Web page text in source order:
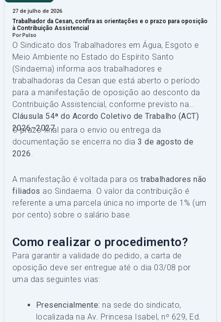
27 de julho de 2026
Trabalhador da Cesan, confira as orientações e o prazo para oposição
à Contribuição Assistencial
Por Pulso
O Sindicato dos Trabalhadores em Água, Esgoto e
Meio Ambiente no Estado do Espírito Santo
(Sindaema) informa aos trabalhadores e
trabalhadoras da Cesan que está aberto o período
para a manifestação de oposição ao desconto da
Contribuição Assistencial, conforme previsto na
Cláusula 54ª do Acordo Coletivo de Trabalho (ACT)
2026–2027.
O prazo final para o envio ou entrega da
documentação se encerra no dia3 de agosto de
2026
A manifestação é voltada para ostrabalhadores não
filiados ao Sindaema. O valor da contribuição é
referente a uma parcela única no importe de 1% (um
por cento) sobre o salário base.
Como realizar o procedimento?
Para garantir a validade do pedido, a carta de
oposição deve ser entregue até o dia 03/08 por
uma das seguintes vias:
Presencialmente: na sede do sindicato,
localizada na Av. Princesa Isabel, nº 629, Ed.